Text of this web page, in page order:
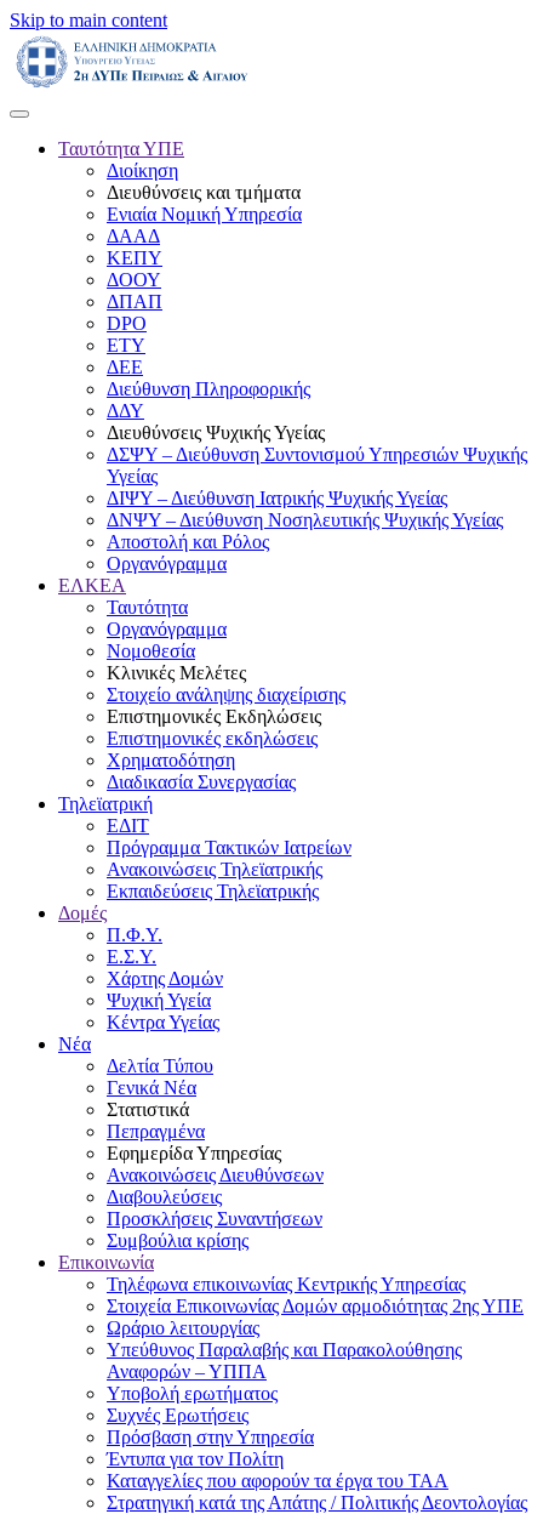
Skip to main content
Ταυτότητα ΥΠΕ
Διοίκηση
Διευθύνσεις και τμήματα
Ενιαία Νομική Υπηρεσία
ΔΑΑΔ
ΚΕΠΥ
ΔΟΟΥ
ΔΠΑΠ
DPO
ΕΤΥ
ΔΕΕ
Διεύθυνση Πληροφορικής
ΔΔΥ
Διευθύνσεις Ψυχικής Υγείας
ΔΣΨΥ – Διεύθυνση Συντονισμού Υπηρεσιών Ψυχικής
Υγείας
ΔΙΨΥ – Διεύθυνση Ιατρικής Ψυχικής Υγείας
ΔΝΨΥ – Διεύθυνση Νοσηλευτικής Ψυχικής Υγείας
Αποστολή και Ρόλος
Οργανόγραμμα
ΕΛΚΕΑ
Ταυτότητα
Οργανόγραμμα
Νομοθεσία
Κλινικές Μελέτες
Στοιχείο ανάληψης διαχείρισης
Επιστημονικές Εκδηλώσεις
Επιστημονικές εκδηλώσεις
Χρηματοδότηση
Διαδικασία Συνεργασίας
Τηλεϊατρική
ΕΔΙΤ
Πρόγραμμα Τακτικών Ιατρείων
Ανακοινώσεις Τηλεϊατρικής
Εκπαιδεύσεις Τηλεϊατρικής
Δομές
Π.Φ.Υ.
Ε.Σ.Υ.
Χάρτης Δομών
Ψυχική Υγεία
Κέντρα Υγείας
Νέα
Δελτία Τύπου
Γενικά Νέα
Στατιστικά
Πεπραγμένα
Εφημερίδα Υπηρεσίας
Ανακοινώσεις Διευθύνσεων
Διαβουλεύσεις
Προσκλήσεις Συναντήσεων
Συμβούλια κρίσης
Επικοινωνία
Τηλέφωνα επικοινωνίας Κεντρικής Υπηρεσίας
Στοιχεία Επικοινωνίας Δομών αρμοδιότητας 2ης ΥΠΕ
Ωράριο λειτουργίας
Υπεύθυνος Παραλαβής και Παρακολούθησης
Αναφορών – ΥΠΠΑ
Υποβολή ερωτήματος
Συχνές Ερωτήσεις
Πρόσβαση στην Υπηρεσία
Έντυπα για τον Πολίτη
Καταγγελίες που αφορούν τα έργα του ΤΑΑ
Στρατηγική κατά της Απάτης / Πολιτικής Δεοντολογίας